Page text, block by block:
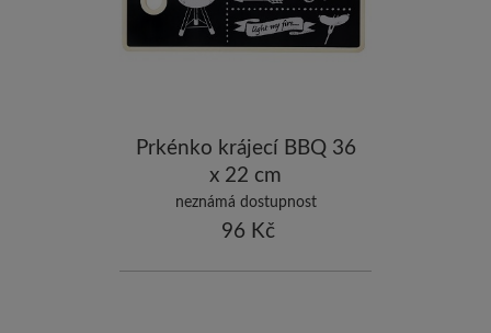
Prkénko krájecí BBQ 36
x 22 cm
neznámá dostupnost
96 Kč
ostatní značky